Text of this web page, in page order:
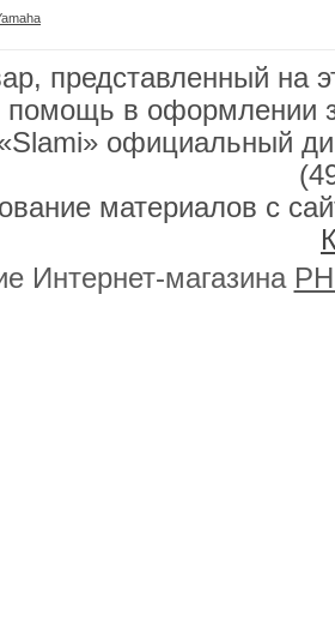
представленный на
помощь в оформлении
официальный
материалов с
Интернет-магазина